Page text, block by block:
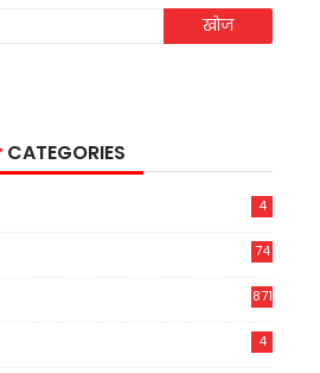
CATEGORIES
4
74
871
4